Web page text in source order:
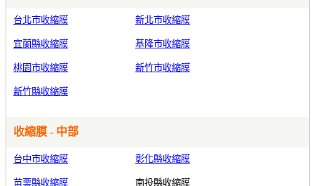
台北市收縮膜 新北市收縮膜
宜蘭縣收縮膜 基隆市收縮膜
桃園市收縮膜 新竹市收縮膜
新竹縣收縮膜
收縮膜 - 中部
台中市收縮膜 彰化縣收縮膜
苗栗縣收縮膜 南投縣收縮膜